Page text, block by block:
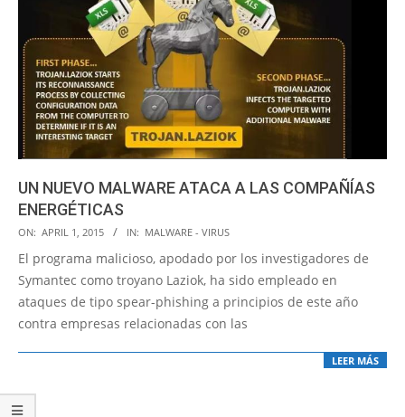
UN NUEVO MALWARE ATACA A LAS COMPAÑÍAS
ENERGÉTICAS
2015-
04-
01
ON: APRIL 1, 2015 IN: MALWARE - VIRUS
El programa malicioso, apodado por los investigadores de
Symantec como troyano Laziok, ha sido empleado en
ataques de tipo spear-phishing a principios de este año
contra empresas relacionadas con las
LEER MÁS